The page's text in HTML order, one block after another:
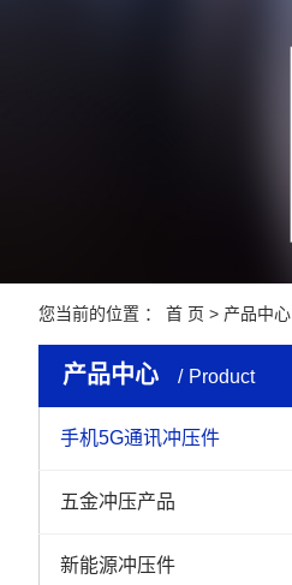
您当前的位置 ： 首 页 > 产品中心
产品中心 Product
手机5G通讯冲压件
五金冲压产品
新能源冲压件